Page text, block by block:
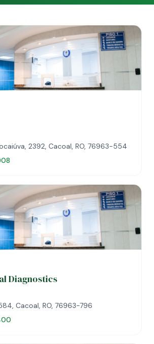
2392, Cacoal, RO, 76963-554
Diagnostics
Cacoal, RO, 76963-796